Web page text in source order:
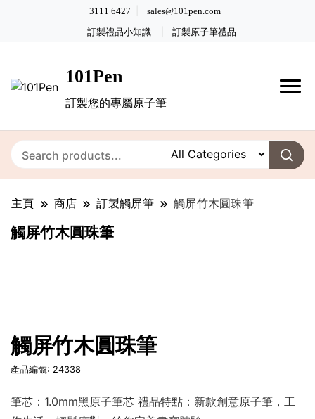
3111 6427 sales@101pen.com
訂製禮品小知識 訂製原子筆禮品
101Pen
訂製您的專屬原子筆
主頁 商店 訂製觸屏筆 觸屏竹木圓珠筆
觸屏竹木圓珠筆
觸屏竹木圓珠筆
產品編號: 24338
筆芯：1.0mm黑原子筆芯 禮品特點：新款創意原子筆，工